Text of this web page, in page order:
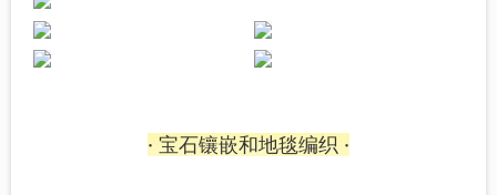
· 宝石镶嵌和地毯编织 ·